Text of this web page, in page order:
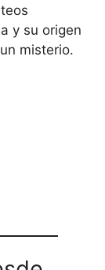
y su origen
misterio.